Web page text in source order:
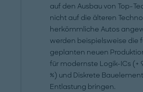
auf den Ausbau von Top-
nicht auf die älteren
herkömmliche Autos
werden beispielsweise die
geplanten neuen
für modernste Logik-ICs (+
%) und Diskrete
Entlastung bringen.